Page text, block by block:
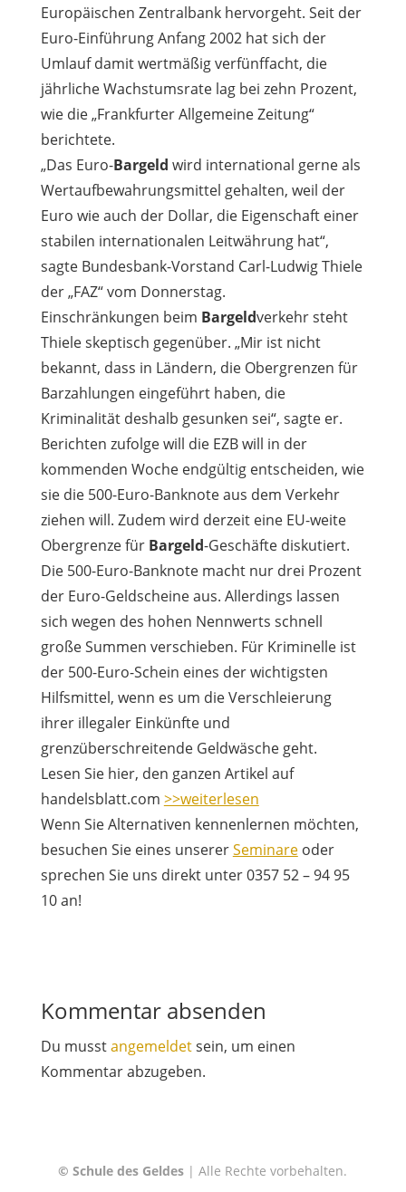
Europäischen Zentralbank hervorgeht. Seit der
Euro-Einführung Anfang 2002 hat sich der
Umlauf damit wertmäßig verfünffacht, die
jährliche Wachstumsrate lag bei zehn Prozent,
wie die „Frankfurter Allgemeine Zeitung“
berichtete.
„Das Euro-Bargeld wird international gerne als
Wertaufbewahrungsmittel gehalten, weil der
Euro wie auch der Dollar, die Eigenschaft einer
stabilen internationalen Leitwährung hat“,
sagte Bundesbank-Vorstand Carl-Ludwig Thiele
der „FAZ“ vom Donnerstag.
Einschränkungen beim Bargeldverkehr steht
Thiele skeptisch gegenüber. „Mir ist nicht
bekannt, dass in Ländern, die Obergrenzen für
Barzahlungen eingeführt haben, die
Kriminalität deshalb gesunken sei“, sagte er.
Berichten zufolge will die EZB will in der
kommenden Woche endgültig entscheiden, wie
sie die 500-Euro-Banknote aus dem Verkehr
ziehen will. Zudem wird derzeit eine EU-weite
Obergrenze für Bargeld-Geschäfte diskutiert.
Die 500-Euro-Banknote macht nur drei Prozent
der Euro-Geldscheine aus. Allerdings lassen
sich wegen des hohen Nennwerts schnell
große Summen verschieben. Für Kriminelle ist
der 500-Euro-Schein eines der wichtigsten
Hilfsmittel, wenn es um die Verschleierung
ihrer illegaler Einkünfte und
grenzüberschreitende Geldwäsche geht.
Lesen Sie hier, den ganzen Artikel auf
handelsblatt.com >>weiterlesen
Wenn Sie Alternativen kennenlernen möchten,
besuchen Sie eines unsererSeminareoder
sprechen Sie uns direkt unter 0357 52 – 94 95
10 an!
Kommentar absenden
Du musstangemeldetsein, um einen
Kommentar abzugeben.
© Schule des Geldes | Alle Rechte vorbehalten.